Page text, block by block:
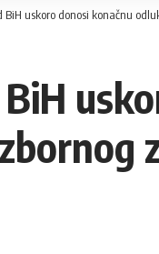
BiH uskoro donosi konačnu